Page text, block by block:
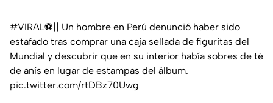
#VIRAL⚽|| Un hombre en Perú denunció haber sido
estafado tras comprar una caja sellada de figuritas del
Mundial y descubrir que en su interior había sobres de té
de anís en lugar de estampas del álbum.
pic.twitter.com/rtDBz70Uwg